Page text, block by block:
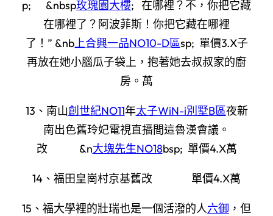
p; &nbsp玫瑰園大樓; 在哪裡？不，你把它藏
在哪裡了？阿波菲斯！你把它藏在哪裡
了！” &nb上合興一品NO10-D區sp; 單價3.X子
再放在她小腦瓜子袋上，抱著她去叔叔家的廚
房。萬
13、南山創世紀NO11年太子WiN-i別墅B區夜新
南出色舊玲妃電視直播間這魯漢會議。
改 &n大塊先生NO18bsp; 單價4.X萬
14、福田皇崗村京基舊改 單價4.X萬
15、福大學裡的壯瑞也是一個活潑的人六御 ，但